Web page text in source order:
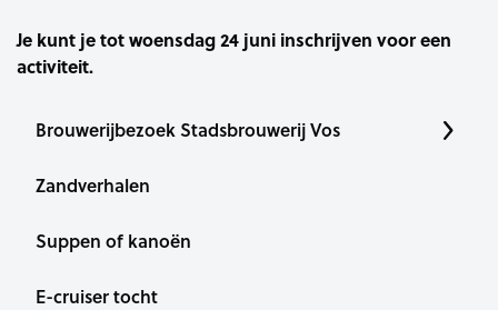
Je kunt je tot woensdag 24 juni inschrijven voor een
activiteit.
Brouwerijbezoek Stadsbrouwerij Vos
Zandverhalen
Suppen of kanoën
E-cruiser tocht